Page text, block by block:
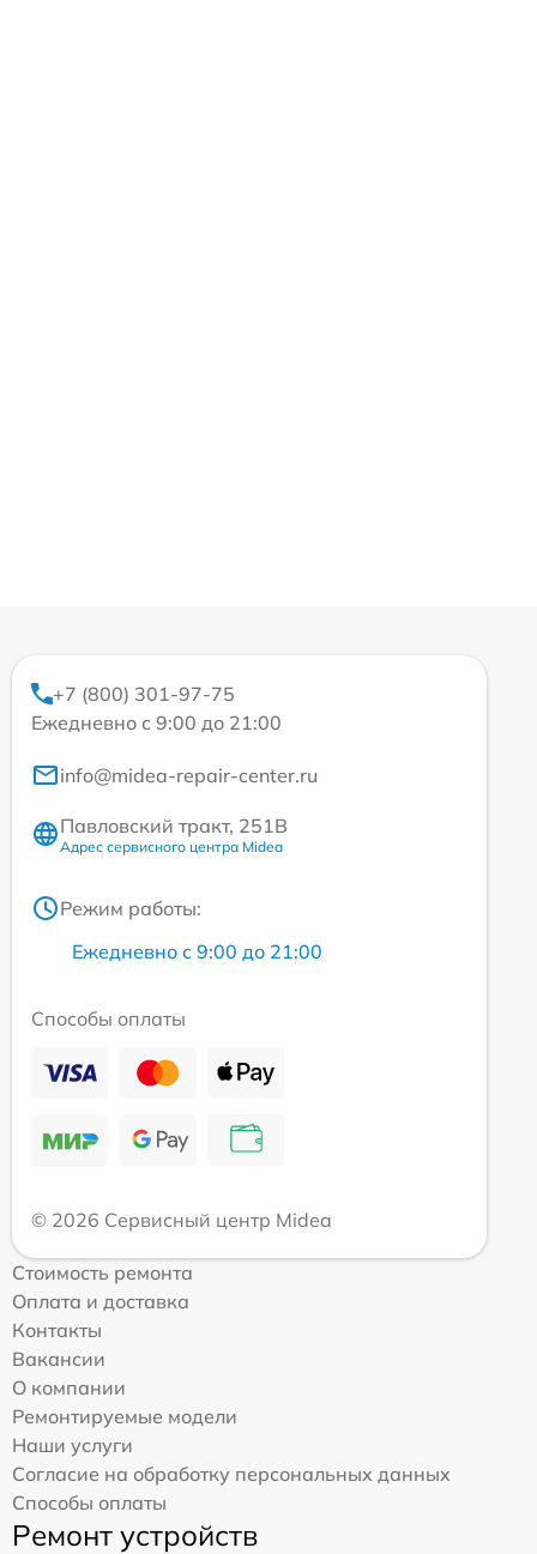
+7 (800) 301-97-75
Ежедневно с 9:00 до 21:00
info@midea-repair-center.ru
Павловский тракт, 251В
Адрес сервисного центра Midea
Режим работы:
Ежедневно с 9:00 до 21:00
Способы оплаты
© 2026 Сервисный центр Midea
Стоимость ремонта
Оплата и доставка
Контакты
Вакансии
О компании
Ремонтируемые модели
Наши услуги
Согласие на обработку персональных данных
Способы оплаты
Ремонт устройств